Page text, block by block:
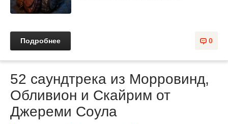
0
Подробнее
52 саундтрека из Морровинд,
Обливион и Скайрим от
Джереми Соула